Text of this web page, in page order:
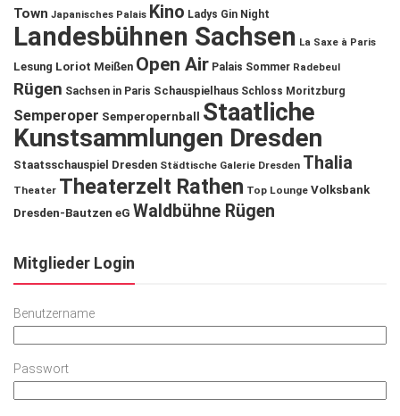
Town Japanisches Palais Kino Ladys Gin Night
Landesbühnen Sachsen La Saxe à Paris
Lesung Loriot Meißen Open Air Palais Sommer Radebeul
Rügen Sachsen in Paris Schauspielhaus Schloss Moritzburg
Semperoper Semperopernball
Staatliche
Kunstsammlungen Dresden
Staatsschauspiel Dresden Städtische Galerie Dresden Thalia
Theater Theaterzelt Rathen Top Lounge Volksbank
Dresden-Bautzen eG Waldbühne Rügen
Mitglieder Login
Benutzername
Passwort